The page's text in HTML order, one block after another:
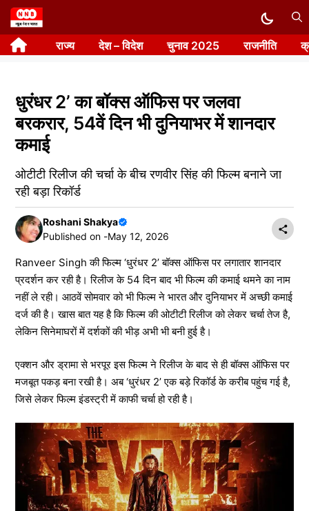
Skip
to
content राज्य देश – विदेश चुनाव 2025 राजनीति
धुरंधर 2’ का बॉक्स ऑफिस पर जलवा
बरकरार, 54वें दिन भी दुनियाभर में शानदार
कमाई
ओटीटी रिलीज की चर्चा के बीच रणवीर सिंह की फिल्म बनाने जा
रही बड़ा रिकॉर्ड
Roshani Shakya
Published on -May 12, 2026
Ranveer Singh की फिल्म ‘धुरंधर 2’ बॉक्स ऑफिस पर लगातार शानदार
प्रदर्शन कर रही है। रिलीज के 54 दिन बाद भी फिल्म की कमाई थमने का नाम
नहीं ले रही। आठवें सोमवार को भी फिल्म ने भारत और दुनियाभर में अच्छी कमाई
दर्ज की है। खास बात यह है कि फिल्म की ओटीटी रिलीज को लेकर चर्चा तेज है,
लेकिन सिनेमाघरों में दर्शकों की भीड़ अभी भी बनी हुई है।
एक्शन और ड्रामा से भरपूर इस फिल्म ने रिलीज के बाद से ही बॉक्स ऑफिस पर
मजबूत पकड़ बना रखी है। अब ‘धुरंधर 2’ एक बड़े रिकॉर्ड के करीब पहुंच गई है,
जिसे लेकर फिल्म इंडस्ट्री में काफी चर्चा हो रही है।